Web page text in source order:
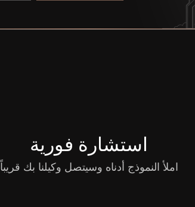
استشارة فورية
املأ النموذج أدناه وسيتصل وكيلنا بك قريباً